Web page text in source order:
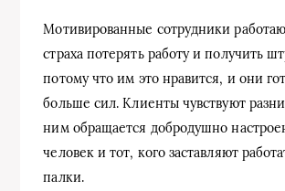
Мотивированные сотрудники
страха потерять работу и получить
потому что им это нравится, и они
больше сил. Клиенты чувствуют
ним обращается добродушно
человек и тот, кого заставляют
палки.